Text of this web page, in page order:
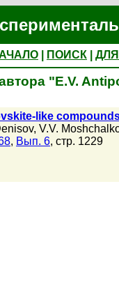
ПОИСК
"E.V.
like
, V.V.
, Вып. 6, стр. 1229